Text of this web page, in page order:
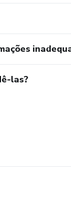
las?